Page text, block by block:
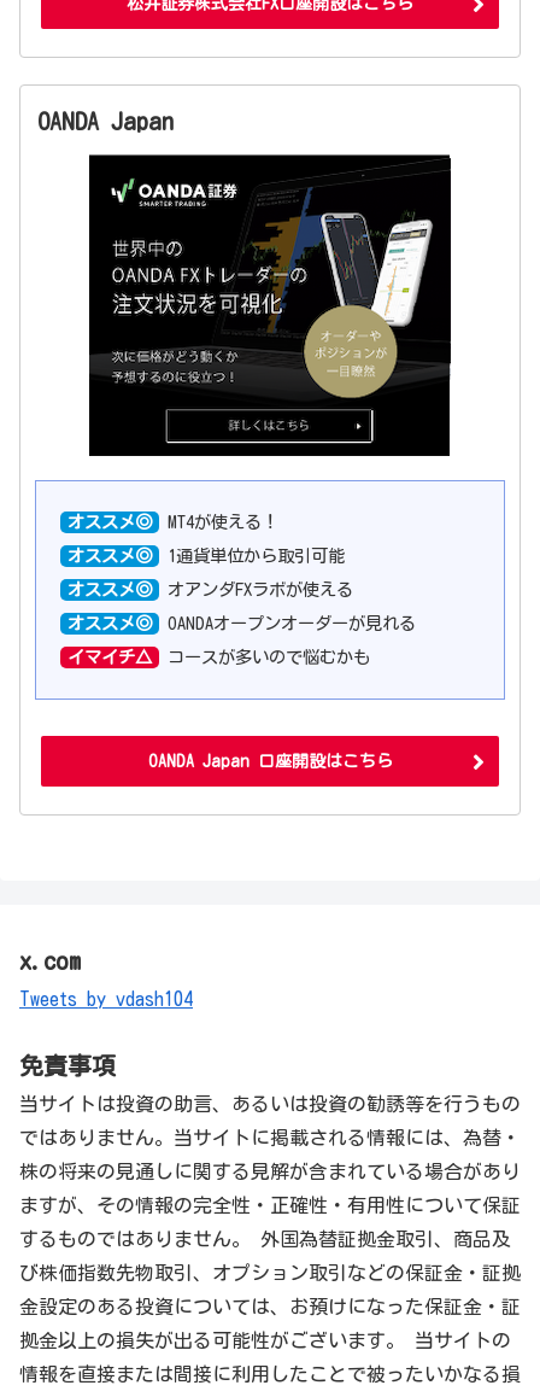
松井証券株式会社FX口座開設はこちら
OANDA Japan
オススメ◎ MT4が使える！
オススメ◎ 1通貨単位から取引可能
オススメ◎ オアンダFXラボが使える
オススメ◎ OANDAオープンオーダーが見れる
イマイチ△ コースが多いので悩むかも
OANDA Japan 口座開設はこちら
x.com
Tweets by vdash104
免責事項
当サイトは投資の助言、あるいは投資の勧誘等を行うもの
ではありません。当サイトに掲載される情報には、為替・
株の将来の見通しに関する見解が含まれている場合があり
ますが、その情報の完全性・正確性・有用性について保証
するものではありません。 外国為替証拠金取引、商品及
び株価指数先物取引、オプション取引などの保証金・証拠
金設定のある投資については、お預けになった保証金・証
拠金以上の損失が出る可能性がございます。 当サイトの
情報を直接または間接に利用したことで被ったいかなる損